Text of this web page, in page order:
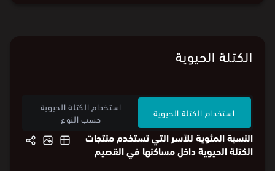
الكتلة الحيوية
استخدام الكتلة الحيوية
استخدام الكتلة الحيوية
حسب النوع
النسبة المئوية للأسر التي تستخدم منتجات
الكتلة الحيوية داخل مساكنها في القصيم